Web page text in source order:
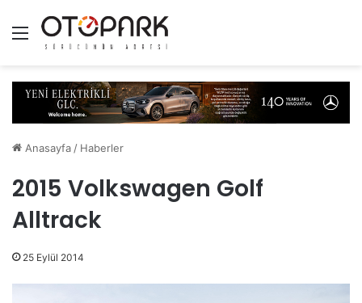
Menü
Anasayfa / Haberler
2015 Volkswagen Golf
Alltrack
25 Eylül 2014